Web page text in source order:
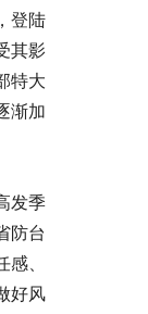
登陆
其影
特大
渐加
发季
防台
、
好风